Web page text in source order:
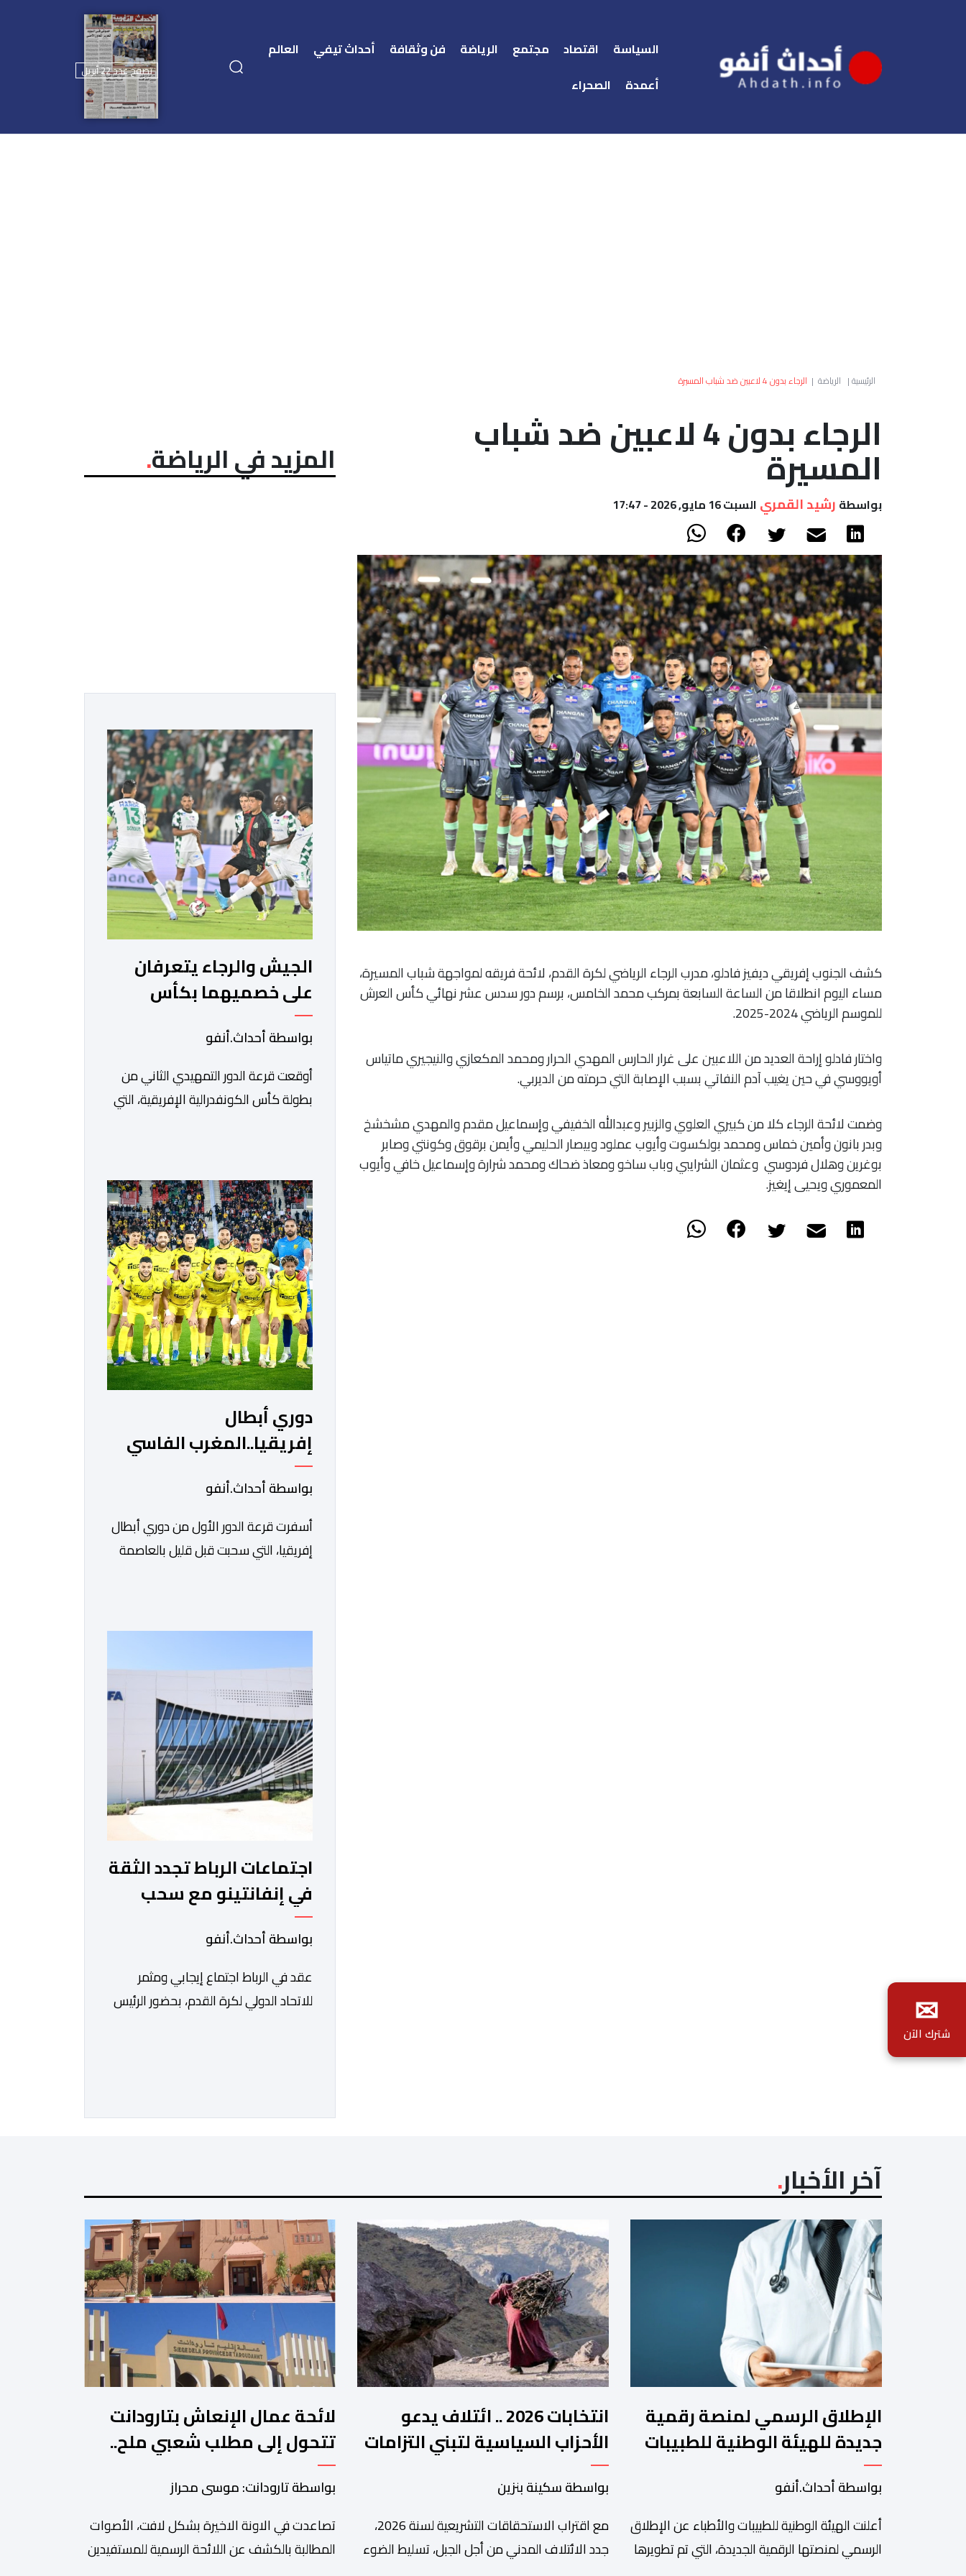
السياسة اقتصاد مجتمع الرياضة فن وثقافة أحداث تيفي
العالم
أعمدة
الصحراء
تصفح عدد 22 أبريل
الرئيسية| الرياضة | الرجاء بدون 4 لاعبين ضد شباب المسيرة
الرجاء بدون 4 لاعبين ضد شباب
المسيرة
بواسطة رشيد القمري السبت 16 مايو, 2026 - 17:47
كشف الجنوب إفريقي ديفيز فادلو، مدرب الرجاء الرياضي لكرة القدم، لائحة فريقه لمواجهة شباب المسيرة،
مساء اليوم انطلاقا من الساعة السابعة بمركب محمد الخامس، برسم دور سدس عشر نهائي كأس العرش
للموسم الرياضي 2024-2025.
واختار فادلو إراحة العديد من اللاعبين على غرار الحارس المهدي الحرار ومحمد المكعازي والنيجيري ماتياس
أويووسي في حين يغيب آدم النفاتي بسبب الإصابة التي حرمته من الديربي.
وضمت لائحة الرجاء كلا من كبيري العلوي والزبير وعبدالله الخفيفي وإسماعيل مقدم والمهدي مشخشخ
وبدر بانون وأمين خماس ومحمد بولكسوت وأيوب عملود وبيصار الحليمي وأيمن برقوق وكونتي وصابر
بوغرين وهلال فردوسي وعثمان الشرايبي وباب ساخو ومعاذ ضحاك ومحمد شرارة وإسماعيل خافي وأيوب
المعموري ويحيى إيغيز.
المزيد في الرياضة
الجيش والرجاء يتعرفان
على خصميهما بكأس
الكاف
بواسطة أحداث.أنفو
أوقعت قرعة الدور التمهيدي الثاني من
بطولة كأس الكونفدرالية الإفريقية، التي
مرتقبة أمام أندية غرب ووسط القارة. ​
وسيكون نادي الرجاء الرياضي على موعد
مع مواجهة المتأهل من المباراة التي
تجمع بين إيل كانيمي واريورز النيجيري
ونادي أوديب ممثل […]
دوري أبطال
إفريقيا..المغرب الفاسي
يواجه رحيمو البوركينابي
بواسطة أحداث.أنفو
أسفرت قرعة الدور الأول من دوري أبطال
إفريقيا، التي سحبت قبل قليل بالعاصمة
موعد في هذا الدور مع الفائز من المباراة
التي تجمع بين ستار سبورت السييراليوني
ونادي المدينة الغامبي، حيث يطمح
الفريق […]
اجتماعات الرباط تجدد الثقة
في إنفانتينو مع سحب
مشروع الفيفا
بواسطة أحداث.أنفو
عقد في الرباط اجتماع إيجابي ومثمر
للاتحاد الدولي لكرة القدم، بحضور الرئيس
الثقة المتبادلة بين القيادة التنفيذية
الوحيد المباشر والمنتخب من قِبل 211
اتحادا […]
آخر الأخبار
الإطلاق الرسمي لمنصة رقمية
جديدة للهيئة الوطنية للطبيبات
والأطباء
بواسطة أحداث.أنفو
أعلنت الهيئة الوطنية للطبيبات والأطباء عن الإطلاق
الرسمي لمنصتها الرقمية الجديدة، التي تم تطويرها
انتخابات 2026 .. ائتلاف يدعو
الأحزاب السياسية لتبني التزامات
واضحة تجاه المناطق الجبلية
بواسطة سكينة بنزين
مع اقتراب الاستحقاقات التشريعية لسنة 2026،
جدد الائتلاف المدني من أجل الجبل، تسليط الضوء
لائحة عمال الإنعاش بتارودانت
تتحول إلى مطلب شعبي ملح..
فمن يجيب؟.
بواسطة تارودانت: موسى محراز
تصاعدت في الاونة الاخيرة بشكل لافت، الأصوات
المطالبة بالكشف عن اللائحة الرسمية للمستفيدين
✉
شترك الآن